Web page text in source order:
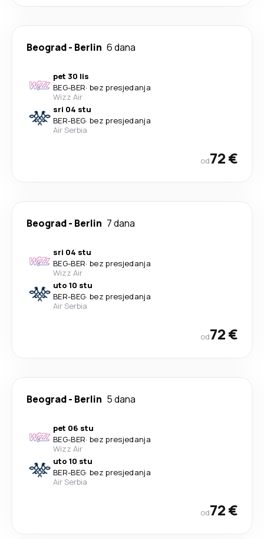
Beograd- Berlin 6 dana
pet 30 lis
BEG-BER· bez presjedanja
Wizz Air
sri 04 stu
BER-BEG· bez presjedanja
Air Serbia
od72 €
Beograd- Berlin 7 dana
sri 04 stu
BEG-BER· bez presjedanja
Wizz Air
uto 10 stu
BER-BEG· bez presjedanja
Air Serbia
od72 €
Beograd- Berlin 5 dana
pet 06 stu
BEG-BER· bez presjedanja
Wizz Air
uto 10 stu
BER-BEG· bez presjedanja
Air Serbia
od72 €